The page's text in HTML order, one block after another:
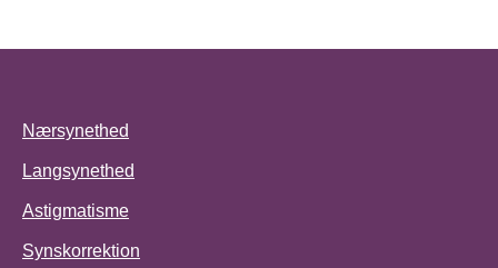
Nærsynethed
Langsynethed
Astigmatisme
Synskorrektion